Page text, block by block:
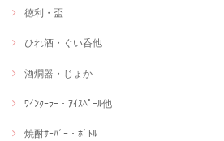
徳利・盃
ひれ酒・ぐい呑他
酒燗器・じょか
ﾜｲﾝｸｰﾗｰ・ｱｲｽﾍﾟｰﾙ他
焼酎ｻｰﾊﾞｰ・ﾎﾞﾄﾙ